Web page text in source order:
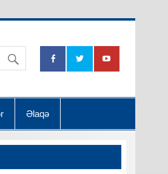
İctimai Birliyi
Əlaqə